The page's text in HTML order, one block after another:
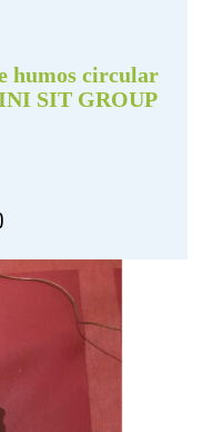
humos circular
SIT GROUP